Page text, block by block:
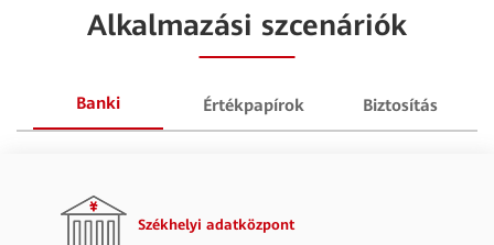
Alkalmazási szcenáriók
Banki
tevékenység
Értékpapírok Biztosítás
Székhelyi adatközpont